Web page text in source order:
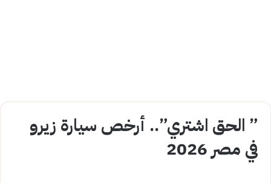
” الحق اشتري”.. أرخص سيارة زيرو
في مصر 2026